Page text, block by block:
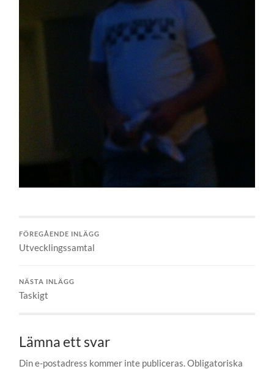
FÖREGÅENDE INLÄGG
Utvecklingssamtal
NÄSTA INLÄGG
Taskigt
Lämna ett svar
Din e-postadress kommer inte publiceras. Obligatoriska